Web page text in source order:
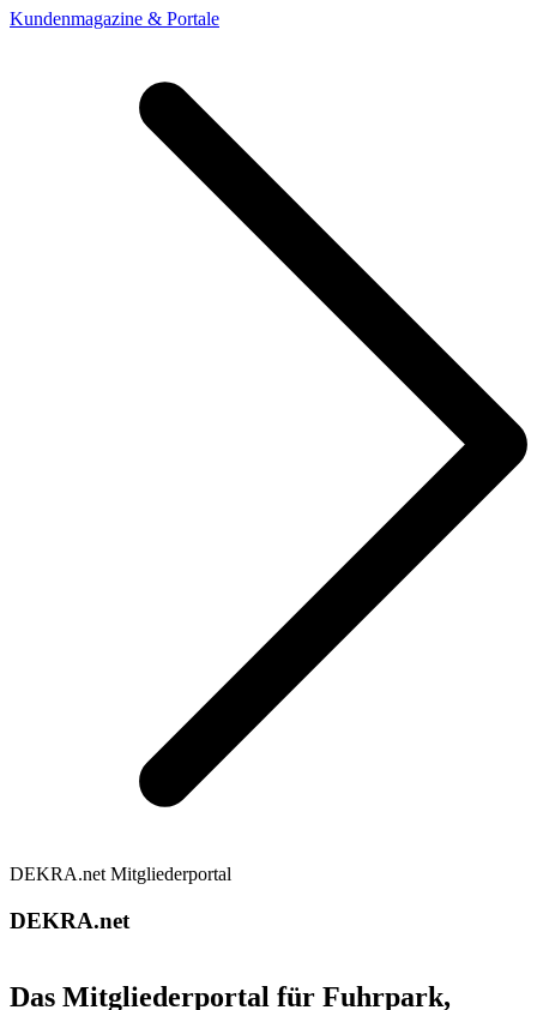
Kundenmagazine & Portale
DEKRA.net Mitgliederportal
DEKRA.net
Das Mitgliederportal für Fuhrpark,